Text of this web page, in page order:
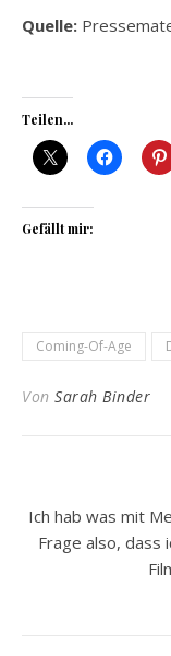
Quelle:
Teilen...
Gefällt mir:
Coming-Of-Age
Von Sarah Binder
Ich hab was mit
Frage also, dass